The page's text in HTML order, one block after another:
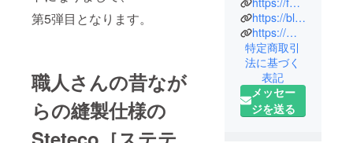
第5弾目となります。
職人さんの昔なが
らの縫製仕様の
スタイルを
充実させ
る。
気に入った
ものに囲ま
れて、のん
びりゆった
https://blueism.jp/collections/feelsoeasygoodthingsforrelaxing
https://market.e-begin.jp/collections/feel_so_easy
特定商取引
法に基づく
表記
メッセー
ジを送る